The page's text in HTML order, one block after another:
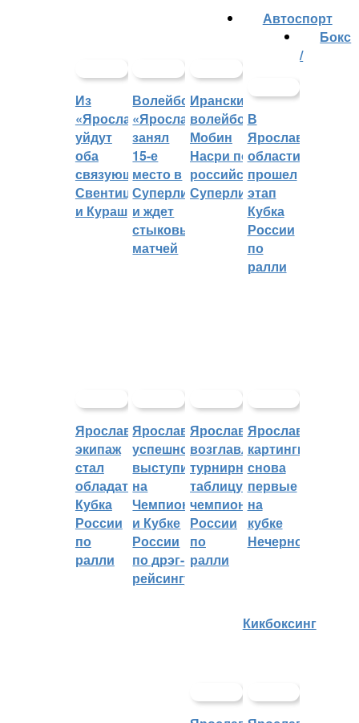
Из
«Ярославича»
уйдут
оба
связующих:
Свентицкис
и Кураш
Волейбольный
«Ярославич»
занял
15-е
место в
Суперлиге
и ждет
стыковых
матчей
Иранский
волейболист
Мобин
Насри покинет
российскую
Суперлигу
Автоспорт
В
Ярославской
области
прошел
этап
Кубка
России
по
ралли
Ярославский
экипаж
стал
обладателем
Кубка
России
по
ралли
Ярославцы
успешно
выступили
на
Чемпионате
и Кубке
России
по дрэг-
рейсингу
Ярославцы
возглавляют
турнирную
таблицу
чемпионата
России
по
ралли
Ярославские
картингисты
снова
первые
на
кубке
Нечерноземья
Бокс
/
Кикбоксинг